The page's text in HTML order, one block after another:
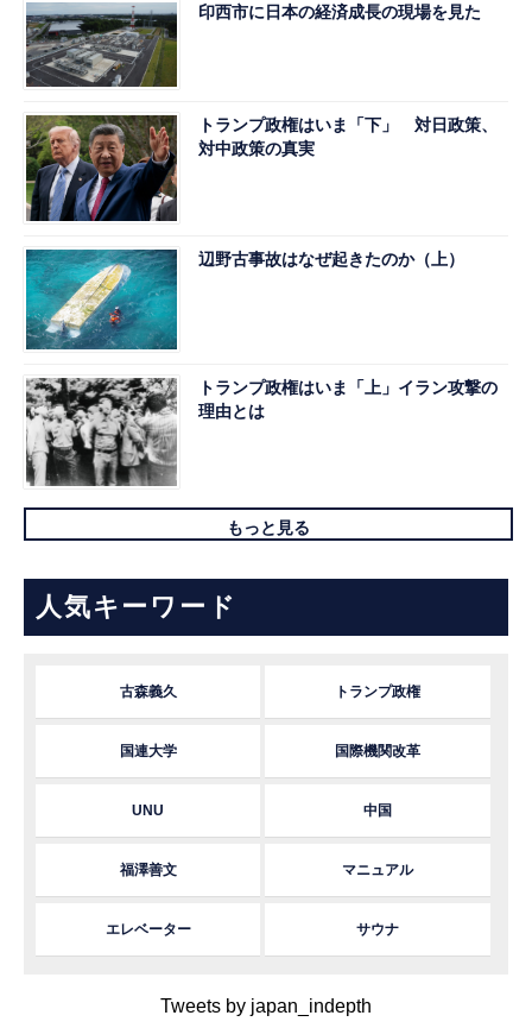
印西市に日本の経済成長の現場を見た
トランプ政権はいま「下」 対日政策、
対中政策の真実
辺野古事故はなぜ起きたのか（上）
トランプ政権はいま「上」イラン攻撃の
理由とは
もっと見る
人気キーワード
古森義久 トランプ政権
国連大学 国際機関改革
UNU 中国
福澤善文 マニュアル
エレベーター サウナ
Tweets by japan_indepth